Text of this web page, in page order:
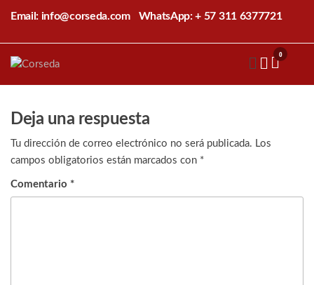
contenido
Email: info@corseda.com WhatsApp: + 57 311 6377721
sericultura
0
Deja una respuesta
Tu dirección de correo electrónico no será publicada. Los
campos obligatorios están marcados con *
Comentario *